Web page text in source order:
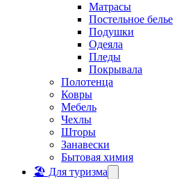
Матрасы
Постельное белье
Подушки
Одеяла
Пледы
Покрывала
Полотенца
Ковры
Мебель
Чехлы
Шторы
Занавески
Бытовая химия
🏖️ Для туризма